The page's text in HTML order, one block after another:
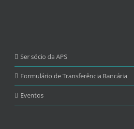
Ser sócio da APS
Formulário de Transferência Bancária
Eventos